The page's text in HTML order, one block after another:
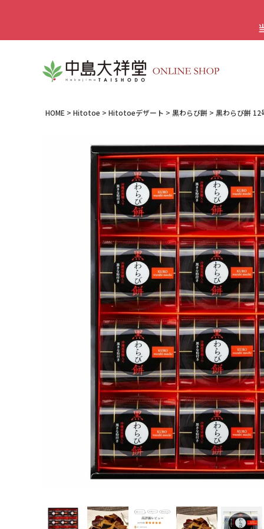
HOME Hitotoe Hitotoeデザート 黒わらび餅 黒わらび餅 12